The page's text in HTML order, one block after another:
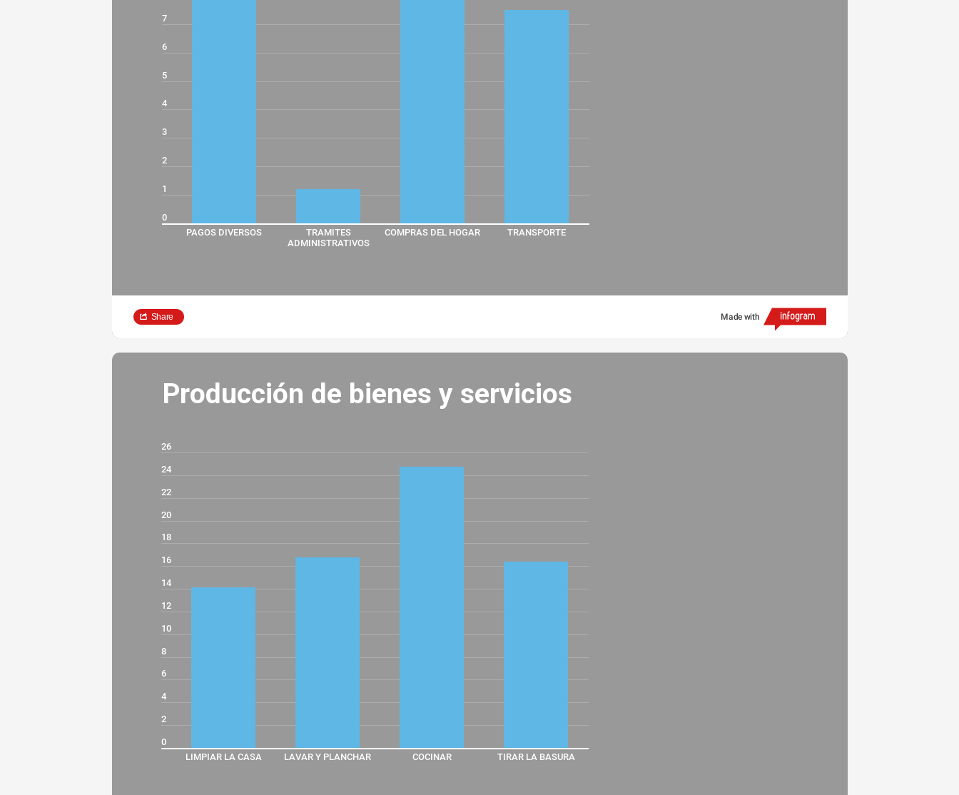
7
6
5
4
3
2
1
0
PAGOS DIVERSOS
TRAMITES
ADMINISTRATIVOS
COMPRAS DEL HOGAR TRANSPORTE
Share Made with
Producción de bienes y servicios
26
24
22
20
18
16
14
12
10
8
6
4
2
0
LIMPIAR LA CASA
LAVAR Y PLANCHAR COCINAR TIRAR LA BASURA